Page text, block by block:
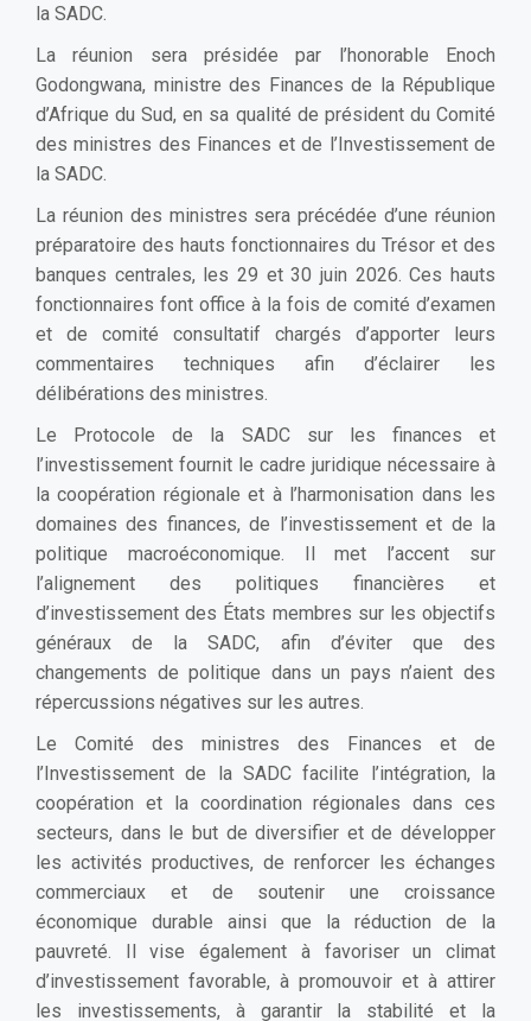
la SADC.
La réunion sera présidée par l’honorable Enoch
Godongwana, ministre des Finances de la République
d’Afrique du Sud, en sa qualité de président du Comité
des ministres des Finances et de l’Investissement de
la SADC.
La réunion des ministres sera précédée d’une réunion
préparatoire des hauts fonctionnaires du Trésor et des
banques centrales, les 29 et 30 juin 2026. Ces hauts
fonctionnaires font office à la fois de comité d’examen
et de comité consultatif chargés d’apporter leurs
commentaires techniques afin d’éclairer les
délibérations des ministres.
Le Protocole de la SADC sur les finances et
l’investissement fournit le cadre juridique nécessaire à
la coopération régionale et à l’harmonisation dans les
domaines des finances, de l’investissement et de la
politique macroéconomique. Il met l’accent sur
l’alignement des politiques financières et
d’investissement des États membres sur les objectifs
généraux de la SADC, afin d’éviter que des
changements de politique dans un pays n’aient des
répercussions négatives sur les autres.
Le Comité des ministres des Finances et de
l’Investissement de la SADC facilite l’intégration, la
coopération et la coordination régionales dans ces
secteurs, dans le but de diversifier et de développer
les activités productives, de renforcer les échanges
commerciaux et de soutenir une croissance
économique durable ainsi que la réduction de la
pauvreté. Il vise également à favoriser un climat
d’investissement favorable, à promouvoir et à attirer
les investissements, à garantir la stabilité et la